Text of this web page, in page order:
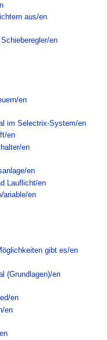
aus/en
en
en
im Selectrix-System/en
en
en
en
Lauflicht/en
en
gibt es/en
(Grundlagen)/en
en
en